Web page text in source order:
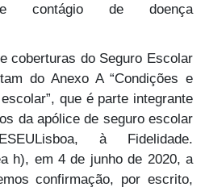
de contágio de doença
coberturas do Seguro Escolar
do Anexo A “Condições e
que é parte integrante
da apólice de seguro escolar
à Fidelidade.
h), em 4 de junho de 2020, a
confirmação, por escrito,